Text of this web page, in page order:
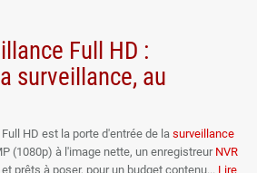
Full HD :
surveillance, au
Full HD est la porte d'entrée de la surveillance
(1080p) à l'image nette, un enregistreur NVR
prêts à poser, pour un budget contenu
Lire